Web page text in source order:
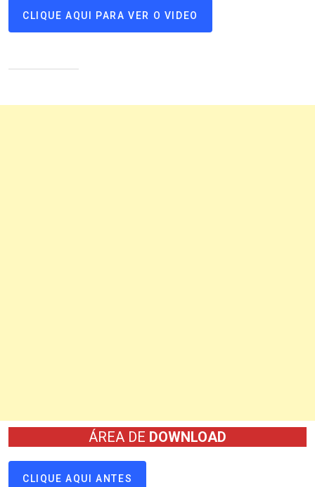
CLIQUE AQUI PARA VER O VIDEO
ÁREA DE DOWNLOAD
CLIQUE AQUI ANTES